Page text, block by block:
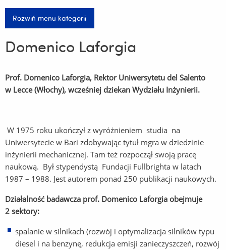
Rozwiń menu kategorii
Domenico Laforgia
Prof. Domenico Laforgia, Rektor Uniwersytetu del Salento
w Lecce (Włochy), wcześniej dziekan Wydziału Inżynierii.
W 1975 roku ukończył z wyróżnieniem studia na
Uniwersytecie w Bari zdobywając tytuł mgra w dziedzinie
inżynierii mechanicznej. Tam też rozpoczął swoją pracę
naukową. Był stypendystą Fundacji Fullbrighta w latach
1987 – 1988. Jest autorem ponad 250 publikacji naukowych.
Działalność badawcza prof. Domenico Laforgia obejmuje
2 sektory:
spalanie w silnikach (rozwój i optymalizacja silników typu
diesel i na benzynę, redukcja emisji zanieczyszczeń, rozwój